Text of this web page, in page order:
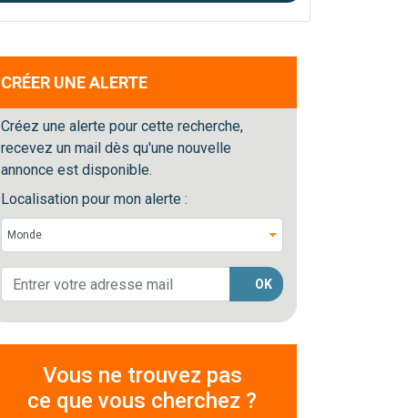
CRÉER UNE ALERTE
Créez une alerte pour cette recherche,
recevez un mail dès qu'une nouvelle
annonce est disponible.
Localisation pour mon alerte :
OK
Vous ne trouvez pas
ce que vous cherchez ?